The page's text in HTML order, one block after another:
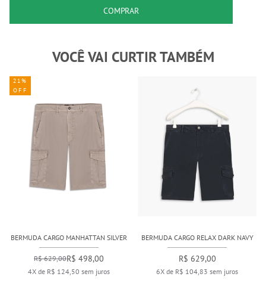
COMPRAR
VOCÊ VAI CURTIR TAMBÉM
BERMUDA CARGO MANHATTAN SILVER
R$ 629,00R$ 498,00
4X de R$ 124,50 sem juros
21%
OFF
BERMUDA CARGO RELAX DARK NAVY
R$ 629,00
6X de R$ 104,83 sem juros